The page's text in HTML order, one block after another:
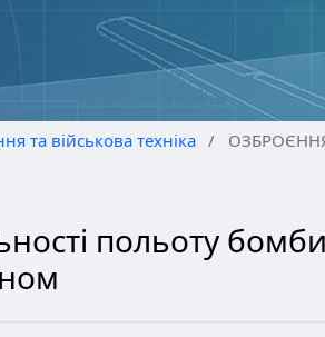
та військова техніка /
польоту